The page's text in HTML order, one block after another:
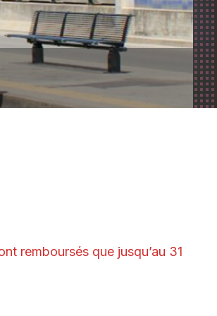
d’échange entre
remboursés que jusqu’au 31